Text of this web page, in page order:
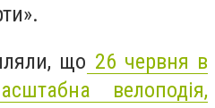
що 26 червня в
велоподія,